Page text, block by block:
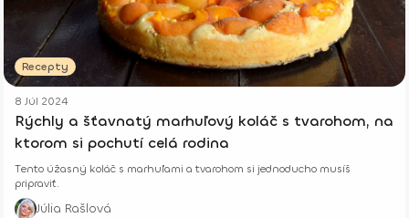
Recepty
8 Júl 2024
Rýchly a šťavnatý marhuľový koláč s tvarohom, na
ktorom si pochutí celá rodina
Tento úžasný koláč s marhuľami a tvarohom si jednoducho musíš
pripraviť.
Júlia Rašlová